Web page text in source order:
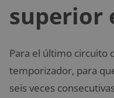
superior
Para el último circuito
temporizador, para
seis veces